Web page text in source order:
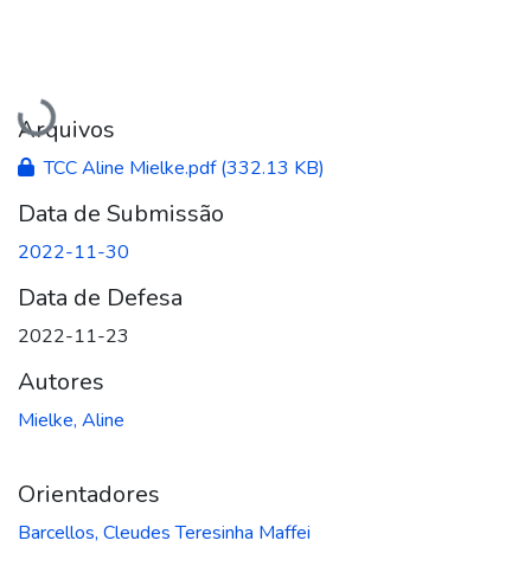
Carregando...
Arquivos
TCC Aline Mielke.pdf(332.13 KB)
Data de Submissão
2022-11-30
Data de Defesa
2022-11-23
Autores
Mielke, Aline
Orientadores
Barcellos, Cleudes Teresinha Maffei